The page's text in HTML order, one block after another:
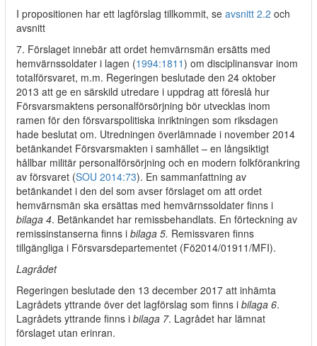
I propositionen har ett lagförslag tillkommit, se avsnitt 2.2 och
avsnitt
7. Förslaget innebär att ordet hemvärnsmän ersätts med
hemvärnssoldater i lagen (1994:1811) om disciplinansvar inom
totalförsvaret, m.m. Regeringen beslutade den 24 oktober
2013 att ge en särskild utredare i uppdrag att föreslå hur
Försvarsmaktens personalförsörjning bör utvecklas inom
ramen för den försvarspolitiska inriktningen som riksdagen
hade beslutat om. Utredningen överlämnade i november 2014
betänkandet Försvarsmakten i samhället – en långsiktigt
hållbar militär personalförsörjning och en modern folkförankring
av försvaret (SOU 2014:73). En sammanfattning av
betänkandet i den del som avser förslaget om att ordet
hemvärnsmän ska ersättas med hemvärnssoldater finns i
bilaga 4. Betänkandet har remissbehandlats. En förteckning av
remissinstanserna finns i bilaga 5. Remissvaren finns
tillgängliga i Försvarsdepartementet (Fö2014/01911/MFI).
Lagrådet
Regeringen beslutade den 13 december 2017 att inhämta
Lagrådets yttrande över det lagförslag som finns i bilaga 6.
Lagrådets yttrande finns i bilaga 7. Lagrådet har lämnat
förslaget utan erinran.